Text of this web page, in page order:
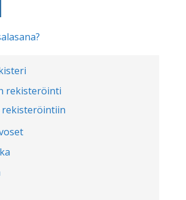
rekisteröinti
rekisteröintiin